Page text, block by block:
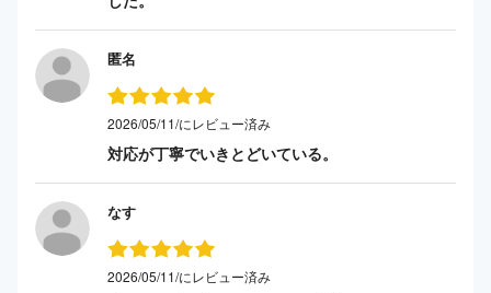
匿名
2026/05/11/にレビュー済み
対応が丁寧でいきとどいている。
なす
2026/05/11/にレビュー済み